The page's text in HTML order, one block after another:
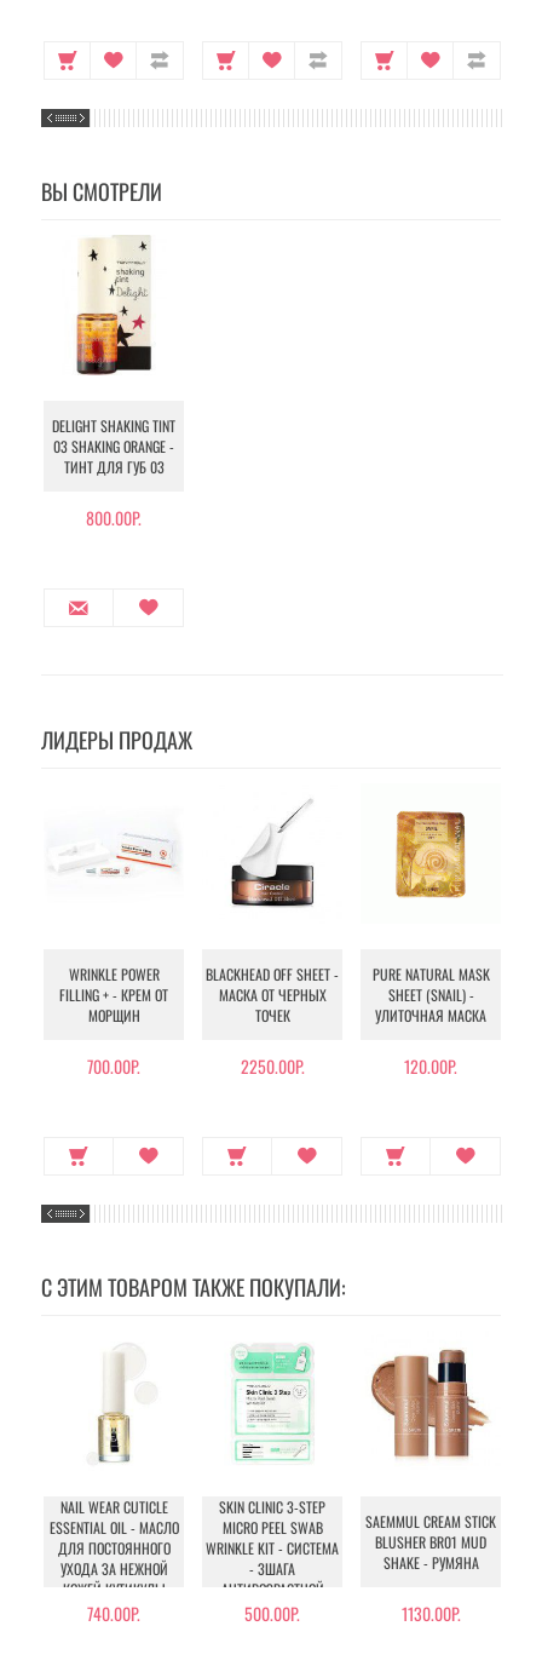
ВЫ СМОТРЕЛИ
DELIGHT SHAKING TINT
03 SHAKING ORANGE -
ТИНТ ДЛЯ ГУБ 03
800.00Р.
ЛИДЕРЫ ПРОДАЖ
WRINKLE POWER
FILLING + - КРЕМ ОТ
МОРЩИН
700.00Р.
BLACKHEAD OFF SHEET -
МАСКА ОТ ЧЕРНЫХ
ТОЧЕК
2250.00Р.
PURE NATURAL MASK
SHEET (SNAIL) -
УЛИТОЧНАЯ МАСКА
120.00Р.
С ЭТИМ ТОВАРОМ ТАКЖЕ ПОКУПАЛИ:
NAIL WEAR CUTICLE
ESSENTIAL OIL - МАСЛО
ДЛЯ ПОСТОЯННОГО
УХОДА ЗА НЕЖНОЙ
КОЖЕЙ КУТИКУЛЫ
740.00Р.
SKIN CLINIC 3-STEP
MICRO PEEL SWAB
WRINKLE KIT - СИСТЕМА
- 3ШАГА
АНТИВОЗРАСТНОЙ
УХОД ЗА КОЖЕЙ ЛИЦА
500.00Р.
SAEMMUL CREAM STICK
BLUSHER BR01 MUD
SHAKE - РУМЯНА
1130.00Р.